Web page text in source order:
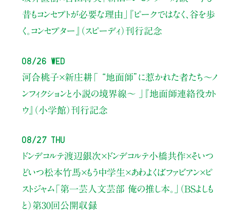
昔もコンセプトが必要な理由」
『ピークではなく、谷を歩
く。コンセプター』（スピーディ）刊行記念
08/26 Wed
河合桃子×新庄耕「 “地面師”に惹かれた者たち〜ノ
ンフィクションと小説の境界線〜 」
『地面師連絡役カト
ウ』（小学館）刊行記念
08/27 Thu
ドンデコルテ渡辺銀次×ドンデコルテ小橋共作×そいつ
どいつ松本竹馬×もう中学生×あわよくばファビアン×ピ
ストジャム「第一芸人文芸部 俺の推し本。」（BSよしも
と） 第30回公開収録